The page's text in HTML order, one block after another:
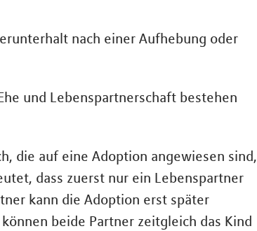
nach einer Aufhebung oder
und Lebenspartnerschaft bestehen
die auf eine Adoption angewiesen sind,
dass zuerst nur ein Lebenspartner
kann die Adoption erst später
beide Partner zeitgleich das Kind